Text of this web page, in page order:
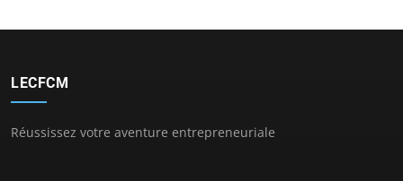
LECFCM
Réussissez votre aventure entrepreneuriale